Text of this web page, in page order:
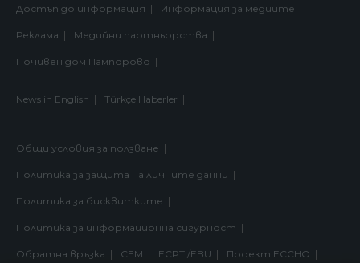
Достъп до информация Информация за медиите
Реклама Медийни партньорства
Почивен дом Пампорово
News in English Türkçe Haberler
Общи условия за ползване
Политика за защита на личните данни
Политика за бисквитките
Политика за информационна сигурност
Обратна връзка СЕМ ECPT /EBU Проект ECCHO